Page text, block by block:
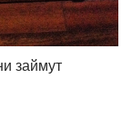
займут